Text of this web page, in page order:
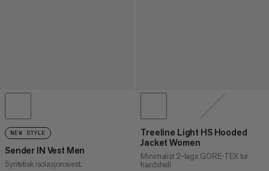
NEW STYLE
Sender IN Vest Men
Syntetisk isolasjonsvest.
Treeline Light HS Hooded
Jacket Women
Minimalist 2-lags GORE-TEX tur
hardshell